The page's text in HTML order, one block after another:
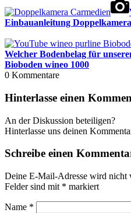
Einbauanleitung
Welcher Bodenbelag für
Bioboden wineo 1000
0 Kommentare
Hinterlasse einen
An der Diskussion beteiligen?
Hinterlasse uns deinen
Schreibe einen
Deine E-Mail-Adresse wird nicht
Felder sind mit * markiert
Name *